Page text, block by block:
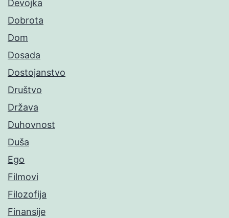
Devojka
Dobrota
Dom
Dosada
Dostojanstvo
Društvo
Država
Duhovnost
Duša
Ego
Filmovi
Filozofija
Finansije